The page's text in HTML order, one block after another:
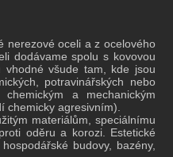
nerezové oceli a z ocelového
dodávame spolu s kovovou
vhodné všude tam, kde jsou
potravinářských nebo
a mechanickým
chemicky agresivním).
materiálům, speciálnímu
oděru a korozi. Estetické
budovy, bazény,